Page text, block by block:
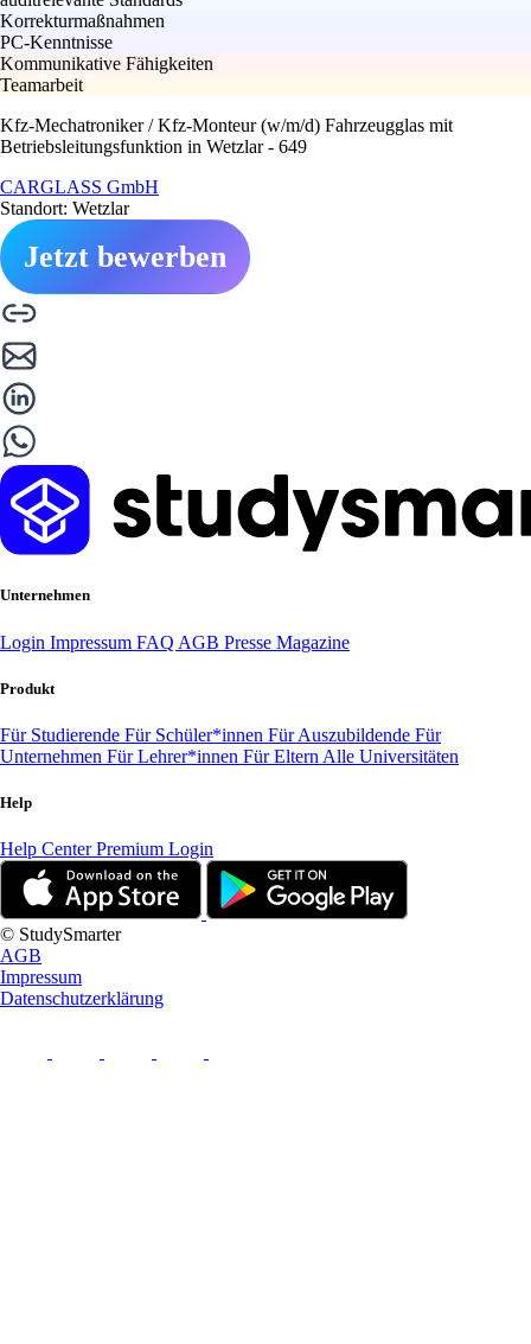
Korrekturmaßnahmen
PC-Kenntnisse
Kommunikative Fähigkeiten
Teamarbeit
Kfz-Mechatroniker / Kfz-Monteur (w/m/d) Fahrzeugglas mit
Betriebsleitungsfunktion in Wetzlar - 649
CARGLASS GmbH
Standort: Wetzlar
Jetzt bewerben
Unternehmen
Login Impressum FAQ AGB Presse Magazine
Produkt
Für Studierende Für Schüler*innen Für Auszubildende Für
Unternehmen Für Lehrer*innen Für Eltern Alle Universitäten
Help
Help CenterPremium Login
© StudySmarter
AGB
Impressum
Datenschutzerklärung